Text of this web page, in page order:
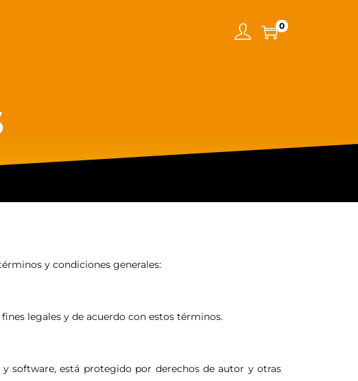
0
y condiciones generales:
legales y de acuerdo con estos términos.
software, está protegido por derechos de autor y otras